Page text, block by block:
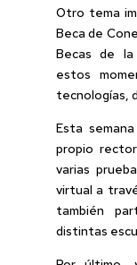
Otro tema
Beca de
Becas de la
estos
tecnologías,
Esta
propio
varias
virtual a
también
distintas